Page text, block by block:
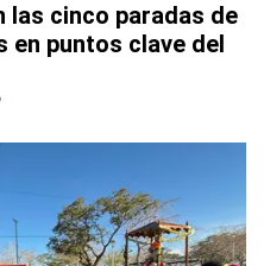
las cinco paradas de
puntos clave del